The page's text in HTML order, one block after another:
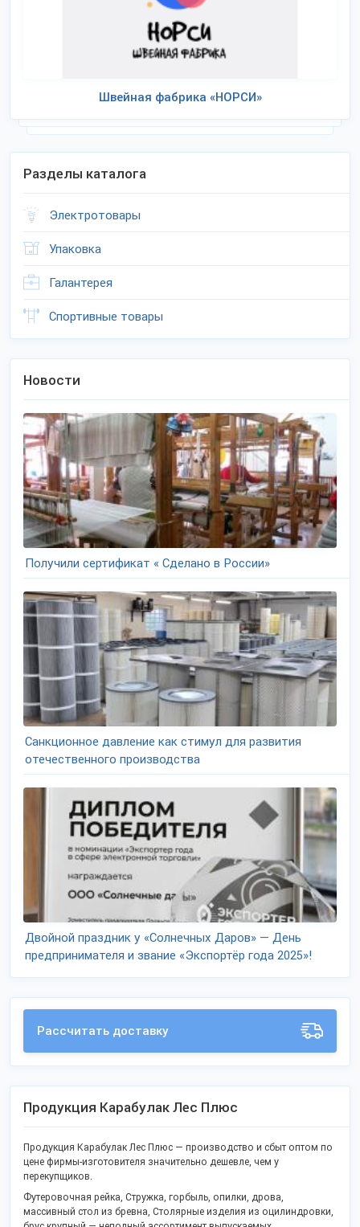
Швейная фабрика «НОРСИ»
Разделы каталога
Электротовары
Упаковка
Галантерея
Спортивные товары
Новости
Получили сертификат « Сделано в России»
Санкционное давление как стимул для развития
отечественного производства
Двойной праздник у «Солнечных Даров» — День
предпринимателя и звание «Экспортёр года 2025»!
Рассчитать доставку
Продукция Карабулак Лес Плюс
Продукция Карабулак Лес Плюс — производство и сбыт оптом по
цене фирмы-изготовителя значительно дешевле, чем у
перекупщиков.
Футеровочная рейка, Стружка, горбыль, опилки, дрова,
массивный стол из бревна, Столярные изделия из оцилиндровки,